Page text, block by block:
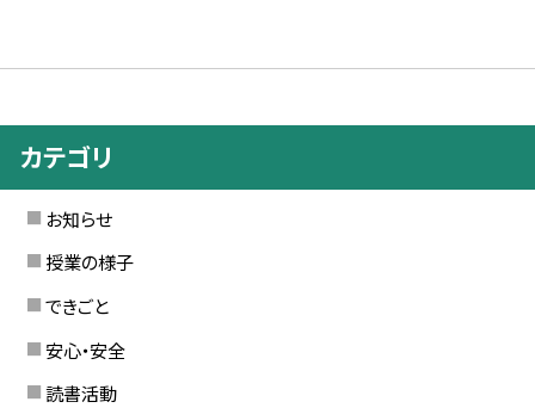
カテゴリ
お知らせ
授業の様子
できごと
安心・安全
読書活動